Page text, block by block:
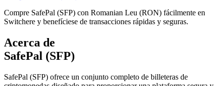
Compre SafePal (SFP) con Romanian Leu (RON) fácilmente en
Switchere y benefíciese de transacciones rápidas y seguras.
Acerca de
SafePal (SFP)
SafePal (SFP) ofrece un conjunto completo de billeteras de